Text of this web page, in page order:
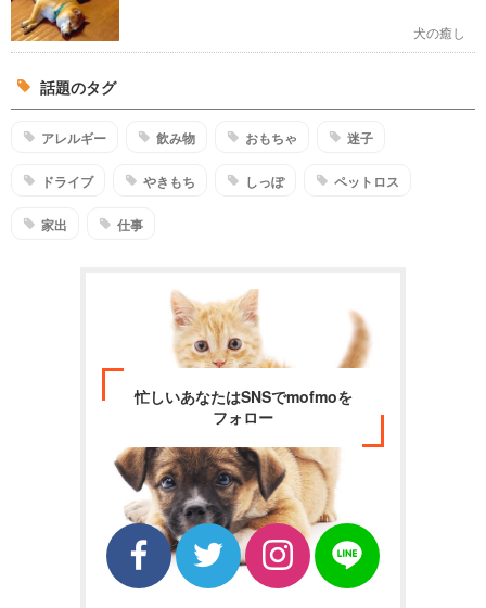
犬の癒し
話題のタグ
アレルギー 飲み物 おもちゃ 迷子
ドライブ やきもち しっぽ ペットロス
家出 仕事
忙しいあなたはSNSでmofmoを
フォロー